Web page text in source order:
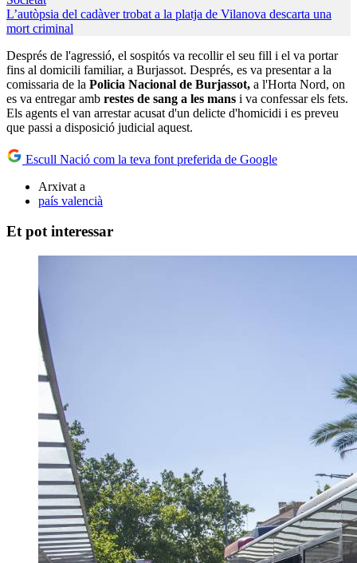
L’autòpsia del cadàver trobat a la platja de Vilanova descarta una
mort criminal
Després de l'agressió, el sospitós va recollir el seu fill i el va portar
fins al domicili familiar, a Burjassot. Després, es va presentar a la
comissaria de la Policia Nacional de Burjassot, a l'Horta Nord, on
es va entregar amb restes de sang a les mans i va confessar els fets.
Els agents el van arrestar acusat d'un delicte d'homicidi i es preveu
que passi a disposició judicial aquest.
Escull Nació com la teva font preferida de Google
Arxivat a
país valencià
Et pot interessar